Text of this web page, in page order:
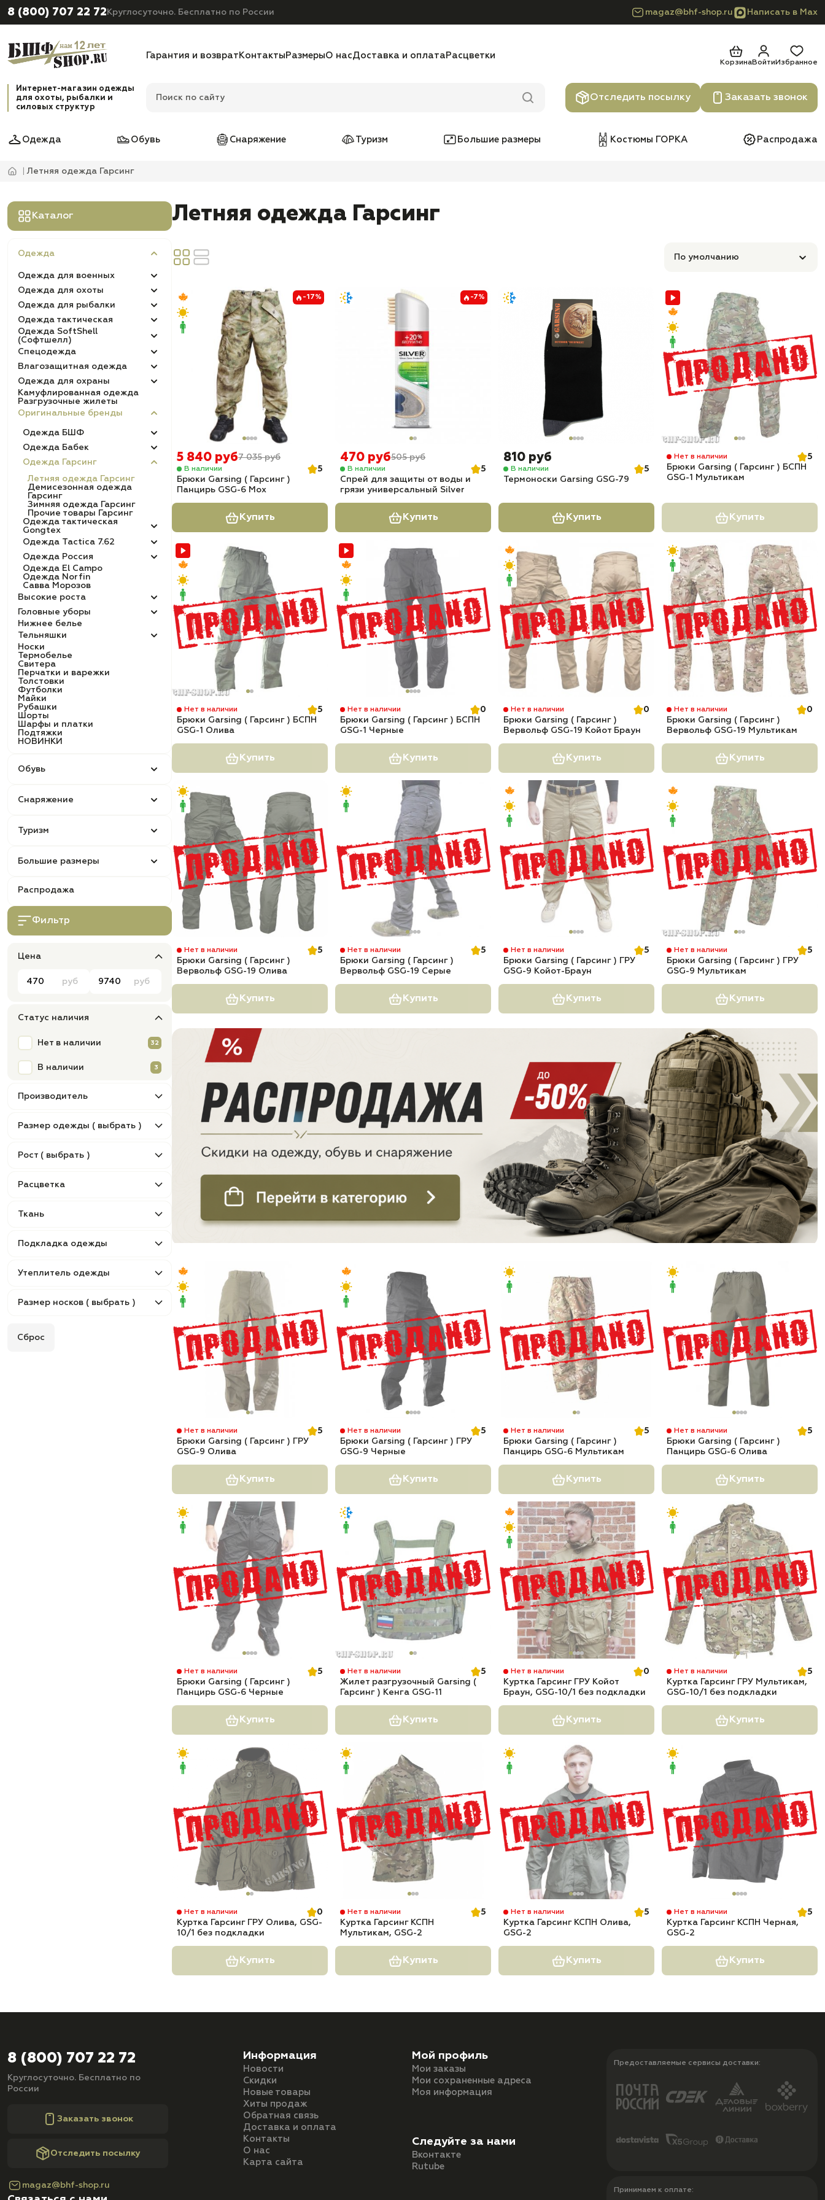
8 (800) 707 22 72 Круглосуточно. Бесплатно по России magaz@bhf-shop.ru Написать в Max
Гарантия и возврат Контакты РазмерыО насДоставка и оплата Расцветки
КорзинаВойти Избранное
Интернет-магазин одежды
для охоты, рыбалки и
силовых структур
Отследить посылку Заказать звонок
Одежда Обувь Снаряжение Туризм Большие размеры Костюмы ГОРКА Распродажа
Летняя одежда Гарсинг
Каталог
Одежда
Одежда для военных
Одежда для охоты
Одежда для рыбалки
Одежда тактическая
Одежда SoftShell
(Софтшелл)
Спецодежда
Влагозащитная одежда
Одежда для охраны
Камуфлированная одежда
Разгрузочные жилеты
Оригинальные бренды
Одежда БШФ
Одежда Бабек
Одежда Гарсинг
Летняя одежда Гарсинг
Демисезонная одежда
Гарсинг
Зимняя одежда Гарсинг
Прочие товары Гарсинг
Одежда тактическая
Gongtex
Одежда Tactica 7.62
Одежда Россия
Одежда El Campo
Одежда Norfin
Савва Морозов
Высокие роста
Головные уборы
Нижнее белье
Тельняшки
Носки
Термобелье
Свитера
Перчатки и варежки
Толстовки
Футболки
Майки
Рубашки
Шорты
Шарфы и платки
Подтяжки
НОВИНКИ
Обувь
Снаряжение
Туризм
Большие размеры
Распродажа
Фильтр
Цена
руб руб
Статус наличия
Нет в наличии 32
В наличии 3
Производитель
Размер одежды ( выбрать )
Рост ( выбрать )
Расцветка
Ткань
Подкладка одежды
Утеплитель одежды
Размер носков ( выбрать )
Сброс
Летняя одежда Гарсинг
По умолчанию
-17%
5 840 руб7 035 руб
В наличии
5
Брюки Garsing ( Гарсинг )
Панцирь GSG-6 Мох
Купить
-7%
470 руб505 руб
В наличии
5
Спрей для защиты от воды и
грязи универсальный Silver
Купить
810 руб
В наличии
5
Термоноски Garsing GSG-79
Купить
Нет в наличии
5
Брюки Garsing ( Гарсинг ) БСПН
GSG-1 Мультикам
Купить
Нет в наличии
5
Брюки Garsing ( Гарсинг ) БСПН
GSG-1 Олива
Купить
Нет в наличии
0
Брюки Garsing ( Гарсинг ) БСПН
GSG-1 Черные
Купить
Нет в наличии
0
Брюки Garsing ( Гарсинг )
Вервольф GSG-19 Койот Браун
Купить
Нет в наличии
0
Брюки Garsing ( Гарсинг )
Вервольф GSG-19 Мультикам
Купить
Нет в наличии
5
Брюки Garsing ( Гарсинг )
Вервольф GSG-19 Олива
Купить
Нет в наличии
5
Брюки Garsing ( Гарсинг )
Вервольф GSG-19 Серые
Купить
Нет в наличии
5
Брюки Garsing ( Гарсинг ) ГРУ
GSG-9 Койот-Браун
Купить
Нет в наличии
5
Брюки Garsing ( Гарсинг ) ГРУ
GSG-9 Мультикам
Купить
Нет в наличии
5
Брюки Garsing ( Гарсинг ) ГРУ
GSG-9 Олива
Купить
Нет в наличии
5
Брюки Garsing ( Гарсинг ) ГРУ
GSG-9 Черные
Купить
Нет в наличии
5
Брюки Garsing ( Гарсинг )
Панцирь GSG-6 Мультикам
Купить
Нет в наличии
5
Брюки Garsing ( Гарсинг )
Панцирь GSG-6 Олива
Купить
Нет в наличии
5
Брюки Garsing ( Гарсинг )
Панцирь GSG-6 Черные
Купить
Нет в наличии
5
Жилет разгрузочный Garsing (
Гарсинг ) Кенга GSG-11
Купить
Нет в наличии
0
Куртка Гарсинг ГРУ Койот
Браун, GSG-10/1 без подкладки
Купить
Нет в наличии
5
Куртка Гарсинг ГРУ Мультикам,
GSG-10/1 без подкладки
Купить
Нет в наличии
0
Куртка Гарсинг ГРУ Олива, GSG-
10/1 без подкладки
Купить
Нет в наличии
5
Куртка Гарсинг КСПН
Мультикам, GSG-2
Купить
Нет в наличии
5
Куртка Гарсинг КСПН Олива,
GSG-2
Купить
Нет в наличии
5
Куртка Гарсинг КСПН Черная,
GSG-2
Купить
8 (800) 707 22 72
Круглосуточно. Бесплатно по
России
Заказать звонок
Отследить посылку
magaz@bhf-shop.ru
Информация
Новости
Скидки
Новые товары
Хиты продаж
Обратная связь
Доставка и оплата
Контакты
О нас
Карта сайта
Мой профиль
Мои заказы
Мои сохраненные адреса
Моя информация
Следуйте за нами
Вконтакте
Rutube
Предоставляемые сервисы доставки:
Принимаем к оплате: